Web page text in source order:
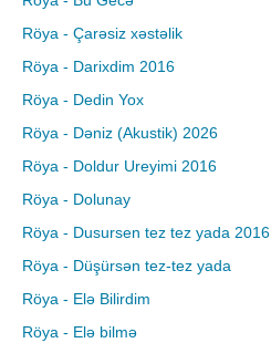
Röya - Çarəsiz xəstəlik
Röya - Darixdim 2016
Röya - Dedin Yox
Röya - Dəniz (Akustik) 2026
Röya - Doldur Ureyimi 2016
Röya - Dolunay
Röya - Dusursen tez tez yada 2016
Röya - Düşürsən tez-tez yada
Röya - Elə Bilirdim
Röya - Elə bilmə